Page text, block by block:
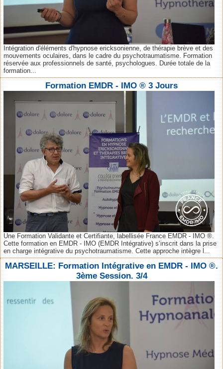
Intégration d'éléments d'hypnose ericksonienne, de thérapie brève et des
mouvements oculaires, dans le cadre du psychotraumatisme. Formation
réservée aux professionnels de santé, psychologues. Durée totale de la
formation...
Formation EMDR - IMO ® 3 Jours
Une Formation Validante et Certifiante, labellisée France EMDR - IMO ®.
Cette formation en EMDR - IMO (EMDR Intégrative) s’inscrit dans la prise
en charge intégrative du psychotraumatisme. Cette approche intègre l...
MARSEILLE: Formation Intégrative en EMDR - IMO ®.
3ème Session. 3/4